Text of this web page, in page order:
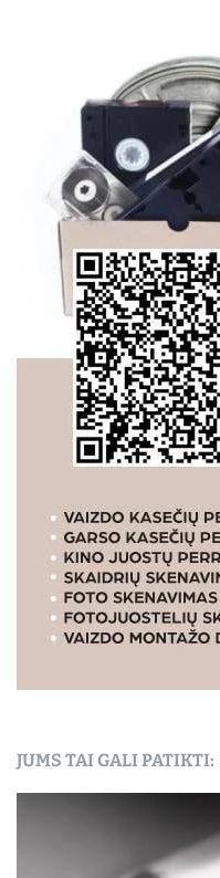
JUMS TAI GALI PATIKTI: